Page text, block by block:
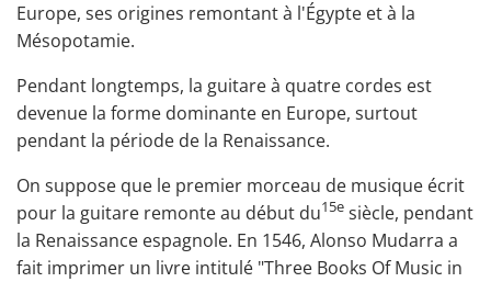
Europe, ses origines remontant à l'Égypte et à la
Mésopotamie.
Pendant longtemps, la guitare à quatre cordes est
devenue la forme dominante en Europe, surtout
pendant la période de la Renaissance.
On suppose que le premier morceau de musique écrit
pour la guitare remonte au début du15e siècle, pendant
la Renaissance espagnole. En 1546, Alonso Mudarra a
fait imprimer un livre intitulé "Three Books Of Music in